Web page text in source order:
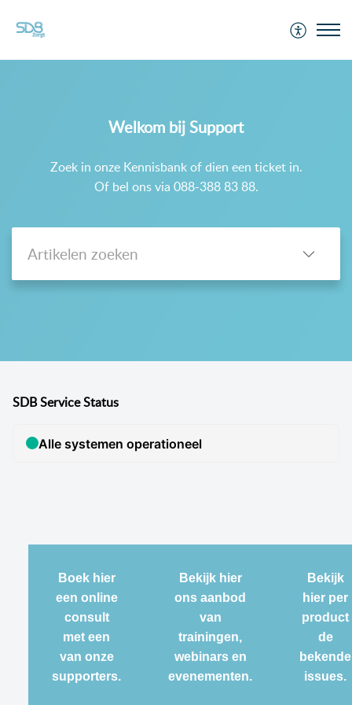
Welkom bij Support
Zoek in onze Kennisbank of dien een ticket in.
Of bel ons via 088-388 83 88.
SDB Service Status
Boek hier
een online
consult
met een
van onze
supporters.
Bekijk hier
ons aanbod
van
trainingen,
webinars en
evenementen.
Bekijk
hier per
product
de
bekende
issues.